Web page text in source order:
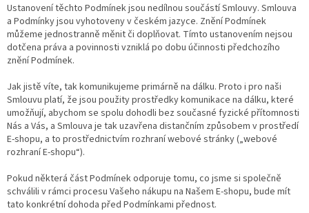
Ustanovení těchto Podmínek jsou nedílnou součástí Smlouvy. Smlouva
a Podmínky jsou vyhotoveny v českém jazyce. Znění Podmínek
můžeme jednostranně měnit či doplňovat. Tímto ustanovením nejsou
dotčena práva a povinnosti vzniklá po dobu účinnosti předchozího
znění Podmínek.
Jak jistě víte, tak komunikujeme primárně na dálku. Proto i pro naši
Smlouvu platí, že jsou použity prostředky komunikace na dálku, které
umožňují, abychom se spolu dohodli bez současné fyzické přítomnosti
Nás a Vás, a Smlouva je tak uzavřena distančním způsobem v prostředí
E-shopu, a to prostřednictvím rozhraní webové stránky („webové
rozhraní E-shopu“).
Pokud některá část Podmínek odporuje tomu, co jsme si společně
schválili v rámci procesu Vašeho nákupu na Našem E-shopu, bude mít
tato konkrétní dohoda před Podmínkami přednost.